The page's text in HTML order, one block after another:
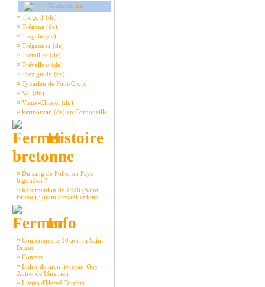
Toutenoultre
¤ Trogoff (de)
¤ Tréanna (de)
¤ Trégain (de)
¤ Trégannez (de)
¤ Trémillec (de)
¤ Trévalloet (de)
¤ Tréziguidy (de)
¤ Tyvarlen de Pont-Croix
¤ Val (du)
¤ Vieux-Chastel (du)
¤ kermorvan (de) en Cornouaille
Histoire
bretonne
¤ Du sang de Poher en Pays
bigouden ?
¤ Réformation de 1426 (Saint-
Brieuc) : premières réflexions
Info
¤ Conférence le 10 avril à Saint-
Brieuc
¤ Contact
¤ Index de mon livre sur Guy
Autret de Missirien
¤ Livres d'Hervé Torchet